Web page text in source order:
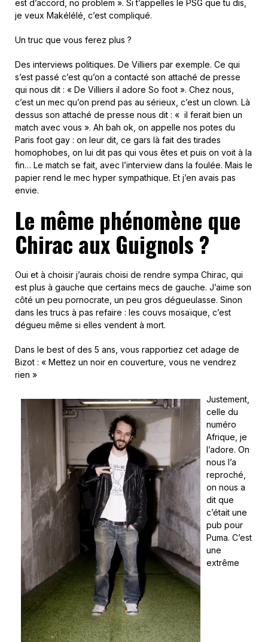
est d’accord, no problem ». Si t’appelles le PSG que tu dis,
je veux Makélélé, c’est compliqué.
Un truc que vous ferez plus ?
Des interviews politiques. De Villiers par exemple. Ce qui
s’est passé c’est qu’on a contacté son attaché de presse
qui nous dit : « De Villiers il adore So foot ». Chez nous,
c’est un mec qu’on prend pas au sérieux, c’est un clown. Là
dessus son attaché de presse nous dit : « il ferait bien un
match avec vous ». Ah bah ok, on appelle nos potes du
Paris foot gay : on leur dit, ce gars là fait des tirades
homophobes, on lui dit pas qui vous êtes et puis on voit à la
fin… Le match se fait, avec l’interview dans la foulée. Mais le
papier rend le mec hyper sympathique. Et j’en avais pas
envie.
Le même phénomène que
Chirac aux Guignols ?
Oui et à choisir j’aurais choisi de rendre sympa Chirac, qui
est plus à gauche que certains mecs de gauche. J’aime son
côté un peu pornocrate, un peu gros dégueulasse. Sinon
dans les trucs à pas refaire : les couvs mosaïque, c’est
dégueu même si elles vendent à mort.
Dans le best of des 5 ans, vous rapportiez cet adage de
Bizot : « Mettez un noir en couverture, vous ne vendrez
rien »
Justement,
celle du
numéro
Afrique, je
l’adore. On
nous l’a
reproché,
on nous a
dit que
c’était une
pub pour
Puma. C’est
une
extrême